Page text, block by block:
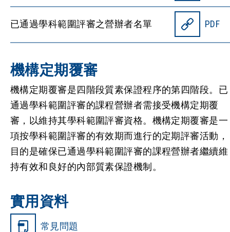
已通過學科範圍評審之營辦者名單 PDF
機構定期覆審
機構定期覆審是四階段質素保證程序的第四階段。已
通過學科範圍評審的課程營辦者需接受機構定期覆
審，以維持其學科範圍評審資格。機構定期覆審是一
項按學科範圍評審的有效期而進行的定期評審活動，
目的是確保已通過學科範圍評審的課程營辦者繼續維
持有效和良好的內部質素保證機制。
實用資料
常見問題